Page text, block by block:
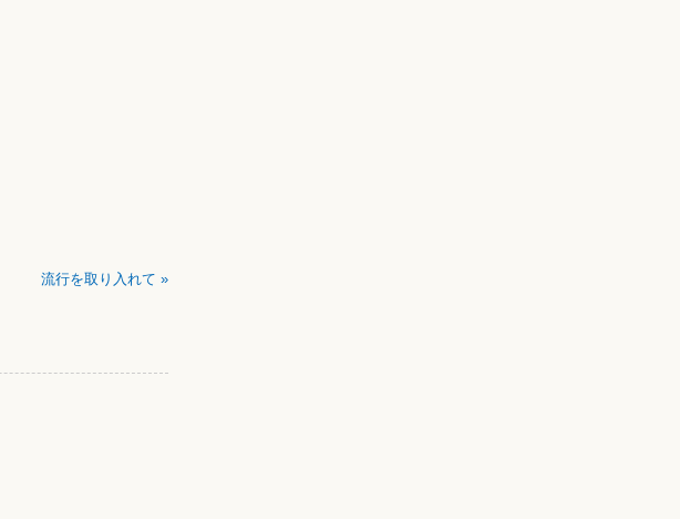
流行を取り入れて »